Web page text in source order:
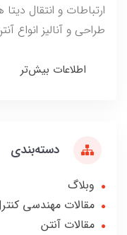
ارتباطات و انتقال
طراحی و آنالیز انواع
اطلاعات بیش‌تر
دسته‌بندی
وبلاگ
مقالات مهندسی
مقالات آنتن